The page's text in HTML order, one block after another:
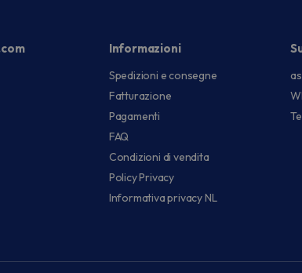
Informazioni
Spedizioni e consegne
Fatturazione
Pagamenti
FAQ
Condizioni di vendita
Policy Privacy
Informativa privacy NL